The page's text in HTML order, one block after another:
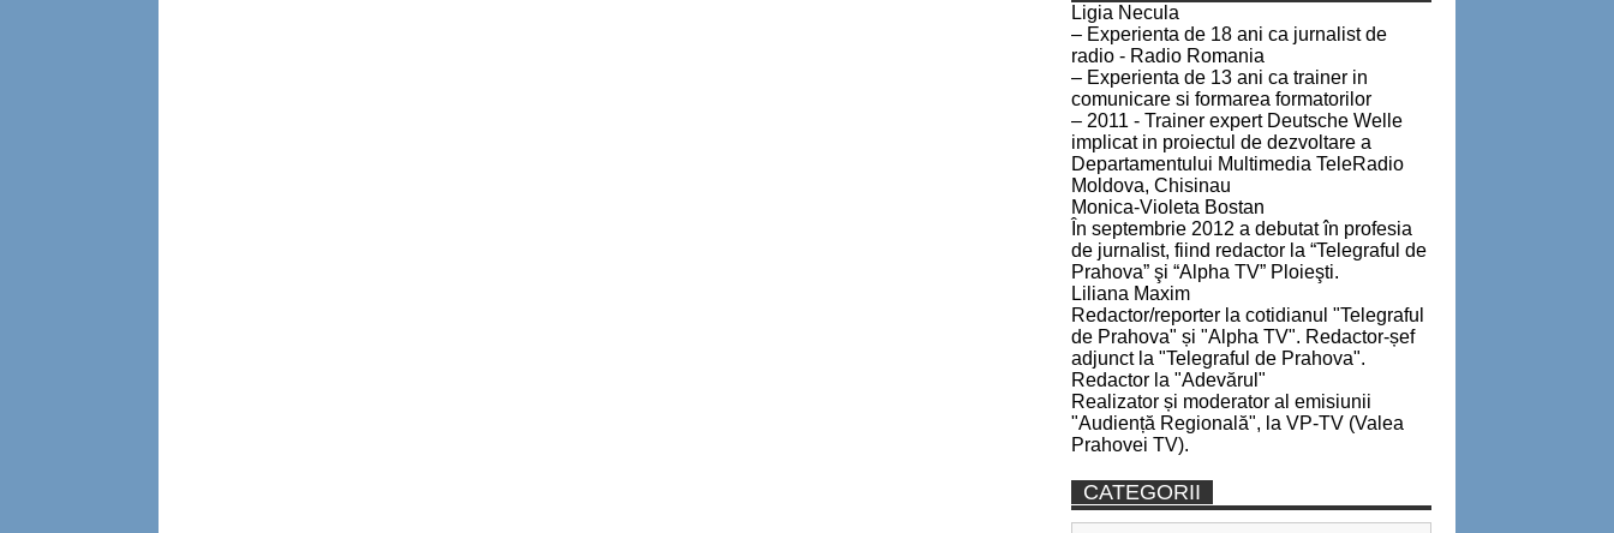
Ligia Necula
– Experienta de 18 ani ca jurnalist de
radio - Radio Romania
– Experienta de 13 ani ca trainer in
comunicare si formarea formatorilor
– 2011 - Trainer expert Deutsche Welle
implicat in proiectul de dezvoltare a
Departamentului Multimedia TeleRadio
Moldova, Chisinau
Monica-Violeta Bostan
În septembrie 2012 a debutat în profesia
de jurnalist, fiind redactor la “Telegraful de
Prahova” şi “Alpha TV” Ploieşti.
Liliana Maxim
Redactor/reporter la cotidianul "Telegraful
de Prahova" și "Alpha TV". Redactor-șef
adjunct la "Telegraful de Prahova".
Redactor la "Adevărul"
Realizator și moderator al emisiunii
"Audiență Regională", la VP-TV (Valea
Prahovei TV).
CATEGORII
Categorii